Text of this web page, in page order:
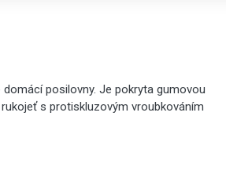
posilovny. Je pokryta gumovou
s protiskluzovým vroubkováním